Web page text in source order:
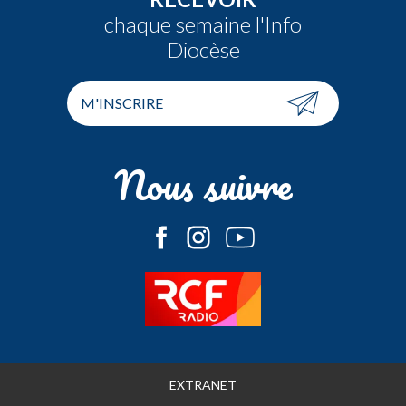
chaque semaine l'Info
Diocèse
M'INSCRIRE
Nous suivre
EXTRANET